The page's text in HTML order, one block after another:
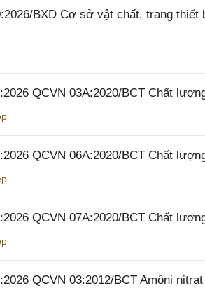
BXD Cơ sở vật chất, trang
QCVN 03A:2020/BCT Chất
QCVN 06A:2020/BCT Chất
QCVN 07A:2020/BCT Chất
QCVN 03:2012/BCT Amôni